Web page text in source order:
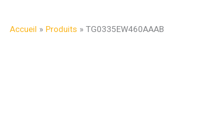
Accueil Produits TG0335EW460AAAB